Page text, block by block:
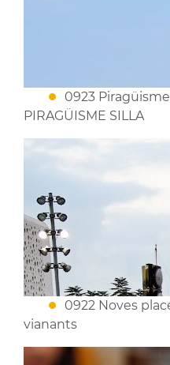
0923
PIRAGÜISME SILLA
0922 Noves
vianants